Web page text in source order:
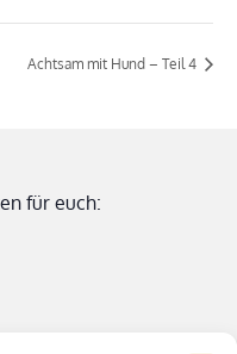
Achtsam mit Hund – Teil 4
für euch: